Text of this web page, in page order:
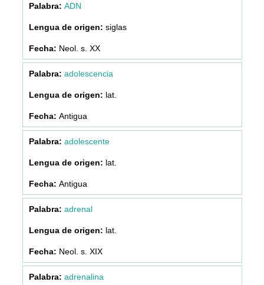
ADN
siglas
Neol. s. XX
adolescencia
lat.
Antigua
adolescente
lat.
Antigua
adrenal
lat.
Neol. s. XIX
adrenalina